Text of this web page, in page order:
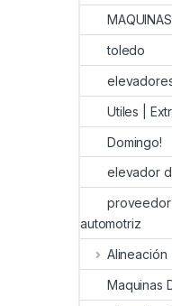
toledo
Utiles |
Domingo!
elevador
proveedor
automotriz
Alineación
Maquinas